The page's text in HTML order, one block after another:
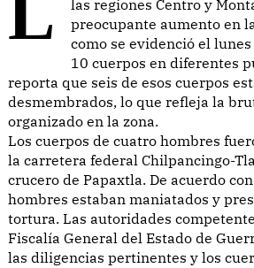
las regiones Centro y
preocupante aumento en
como se evidenció el
10 cuerpos en diferentes
reporta que seis de esos cuerpos
desmembrados, lo que refleja la
organizado en la zona.
Los cuerpos de cuatro hombres
la carretera federal Chilpancingo-
crucero de Papaxtla. De acuerdo
hombres estaban maniatados y
tortura. Las autoridades
Fiscalía General del Estado de
las diligencias pertinentes y los